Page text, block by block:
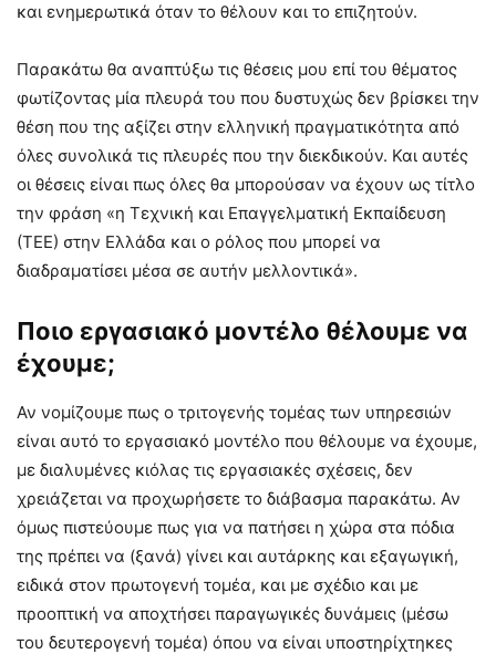
και ενημερωτικά όταν το θέλουν και το επιζητούν.
Παρακάτω θα αναπτύξω τις θέσεις μου επί του θέματος
φωτίζοντας μία πλευρά του που δυστυχώς δεν βρίσκει την
θέση που της αξίζει στην ελληνική πραγματικότητα από
όλες συνολικά τις πλευρές που την διεκδικούν. Και αυτές
οι θέσεις είναι πως όλες θα μπορούσαν να έχουν ως τίτλο
την φράση «η Τεχνική και Επαγγελματική Εκπαίδευση
(ΤΕΕ) στην Ελλάδα και ο ρόλος που μπορεί να
διαδραματίσει μέσα σε αυτήν μελλοντικά».
Ποιο εργασιακό μοντέλο θέλουμε να
έχουμε;
Αν νομίζουμε πως ο τριτογενής τομέας των υπηρεσιών
είναι αυτό το εργασιακό μοντέλο που θέλουμε να έχουμε,
με διαλυμένες κιόλας τις εργασιακές σχέσεις, δεν
χρειάζεται να προχωρήσετε το διάβασμα παρακάτω. Αν
όμως πιστεύουμε πως για να πατήσει η χώρα στα πόδια
της πρέπει να (ξανά) γίνει και αυτάρκης και εξαγωγική,
ειδικά στον πρωτογενή τομέα, και με σχέδιο και με
προοπτική να αποχτήσει παραγωγικές δυνάμεις (μέσω
του δευτερογενή τομέα) όπου να είναι υποστηρίχτηκες